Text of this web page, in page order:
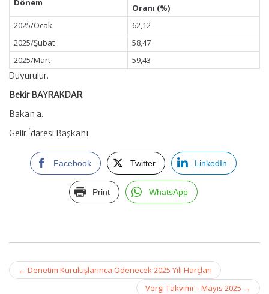
Dönem
Oranı (%)
2025/Ocak
62,12
2025/Şubat
58,47
2025/Mart
59,43
Duyurulur.
Bekir BAYRAKDAR
Bakan a.
Gelir İdaresi Başkanı
Facebook Twitter LinkedIn
Print WhatsApp
Post
navigation
← Denetim Kuruluşlarınca Ödenecek 2025 Yılı Harçları
Vergi Takvimi – Mayıs 2025 →